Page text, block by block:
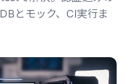
とモック、CI実行ま